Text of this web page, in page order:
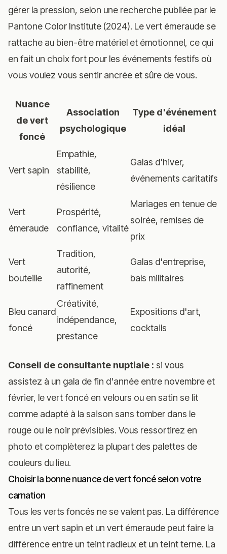
gérer la pression, selon une recherche publiée par le
Pantone Color Institute (2024). Le vert émeraude se
rattache au bien-être matériel et émotionnel, ce qui
en fait un choix fort pour les événements festifs où
vous voulez vous sentir ancrée et sûre de vous.
Nuance
de vert
foncé
Association
psychologique
Type d'événement
idéal
Vert sapin
Empathie,
stabilité,
résilience
Galas d'hiver,
événements caritatifs
Vert
émeraude
Prospérité,
confiance, vitalité
Mariages en tenue de
soirée, remises de
prix
Vert
bouteille
Tradition,
autorité,
raffinement
Galas d'entreprise,
bals militaires
Bleu canard
foncé
Créativité,
indépendance,
prestance
Expositions d'art,
cocktails
Conseil de consultante nuptiale : si vous
assistez à un gala de fin d'année entre novembre et
février, le vert foncé en velours ou en satin se lit
comme adapté à la saison sans tomber dans le
rouge ou le noir prévisibles. Vous ressortirez en
photo et complèterez la plupart des palettes de
couleurs du lieu.
Choisir la bonne nuance de vert foncé selon votre
carnation
Tous les verts foncés ne se valent pas. La différence
entre un vert sapin et un vert émeraude peut faire la
différence entre un teint radieux et un teint terne. La